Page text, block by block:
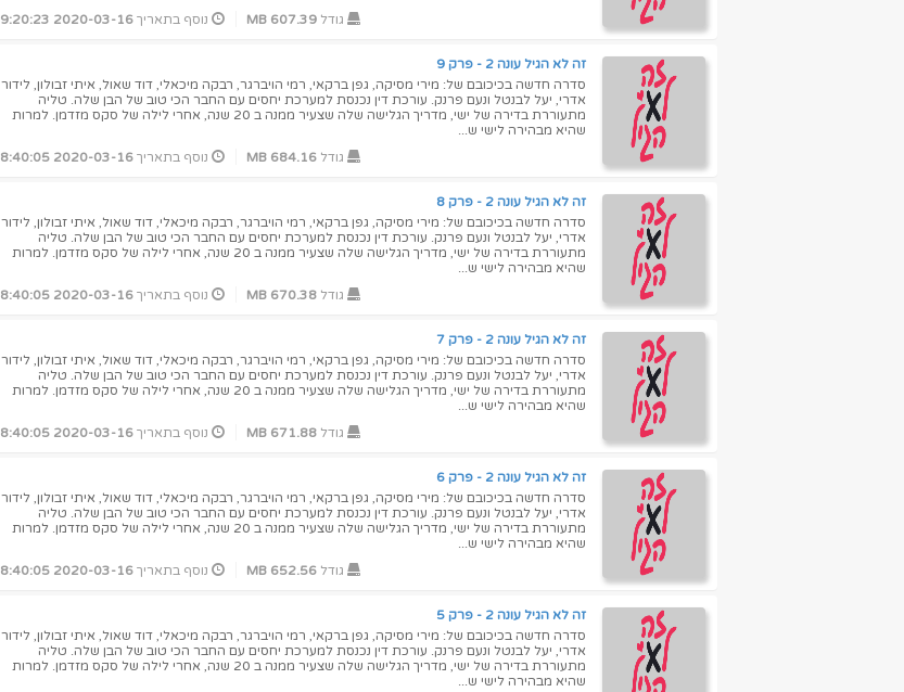
גודל 607.39 MB נוסף בתאריך 2020-03-16 09:20:23
זה לא הגיל עונה 2 - פרק 9
סדרה חדשה בכיכובם של: מירי מסיקה, גפן ברקאי, רמי הויברגר, רבקה מיכאלי, דוד שאול, איתי זבולון, לידור
אדרי, יעל לבנטל ונעם פרנק. עורכת דין נכנסת למערכת יחסים עם החבר הכי טוב של הבן שלה. טליה
מתעוררת בדירה של ישי, מדריך הגלישה שלה שצעיר ממנה ב 20 שנה, אחרי לילה של סקס מזדמן. למרות
שהיא מבהירה לישי ש...
גודל 684.16 MB נוסף בתאריך 2020-03-16 08:40:05
זה לא הגיל עונה 2 - פרק 8
סדרה חדשה בכיכובם של: מירי מסיקה, גפן ברקאי, רמי הויברגר, רבקה מיכאלי, דוד שאול, איתי זבולון, לידור
אדרי, יעל לבנטל ונעם פרנק. עורכת דין נכנסת למערכת יחסים עם החבר הכי טוב של הבן שלה. טליה
מתעוררת בדירה של ישי, מדריך הגלישה שלה שצעיר ממנה ב 20 שנה, אחרי לילה של סקס מזדמן. למרות
שהיא מבהירה לישי ש...
גודל 670.38 MB נוסף בתאריך 2020-03-16 08:40:05
זה לא הגיל עונה 2 - פרק 7
סדרה חדשה בכיכובם של: מירי מסיקה, גפן ברקאי, רמי הויברגר, רבקה מיכאלי, דוד שאול, איתי זבולון, לידור
אדרי, יעל לבנטל ונעם פרנק. עורכת דין נכנסת למערכת יחסים עם החבר הכי טוב של הבן שלה. טליה
מתעוררת בדירה של ישי, מדריך הגלישה שלה שצעיר ממנה ב 20 שנה, אחרי לילה של סקס מזדמן. למרות
שהיא מבהירה לישי ש...
גודל 671.88 MB נוסף בתאריך 2020-03-16 08:40:05
זה לא הגיל עונה 2 - פרק 6
סדרה חדשה בכיכובם של: מירי מסיקה, גפן ברקאי, רמי הויברגר, רבקה מיכאלי, דוד שאול, איתי זבולון, לידור
אדרי, יעל לבנטל ונעם פרנק. עורכת דין נכנסת למערכת יחסים עם החבר הכי טוב של הבן שלה. טליה
מתעוררת בדירה של ישי, מדריך הגלישה שלה שצעיר ממנה ב 20 שנה, אחרי לילה של סקס מזדמן. למרות
שהיא מבהירה לישי ש...
גודל 652.56 MB נוסף בתאריך 2020-03-16 08:40:05
זה לא הגיל עונה 2 - פרק 5
סדרה חדשה בכיכובם של: מירי מסיקה, גפן ברקאי, רמי הויברגר, רבקה מיכאלי, דוד שאול, איתי זבולון, לידור
אדרי, יעל לבנטל ונעם פרנק. עורכת דין נכנסת למערכת יחסים עם החבר הכי טוב של הבן שלה. טליה
מתעוררת בדירה של ישי, מדריך הגלישה שלה שצעיר ממנה ב 20 שנה, אחרי לילה של סקס מזדמן. למרות
שהיא מבהירה לישי ש...